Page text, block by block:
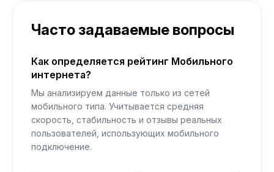
Часто задаваемые вопросы
Как определяется рейтинг Мобильного
интернета?
Мы анализируем данные только из сетей
мобильного типа. Учитывается средняя
скорость, стабильность и отзывы реальных
пользователей, использующих мобильного
подключение.